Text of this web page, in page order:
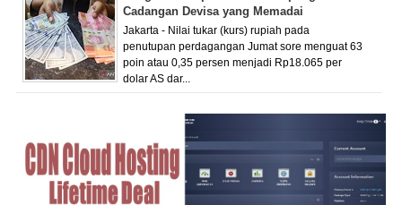
Cadangan Devisa yang Memadai
Jakarta - Nilai tukar (kurs) rupiah pada
penutupan perdagangan Jumat sore menguat 63
poin atau 0,35 persen menjadi Rp18.065 per
dolar AS dar...